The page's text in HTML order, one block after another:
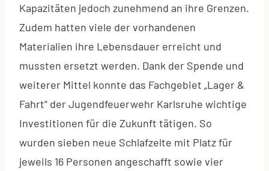
Kapazitäten jedoch zunehmend an ihre Grenzen.
Zudem hatten viele der vorhandenen
Materialien ihre Lebensdauer erreicht und
mussten ersetzt werden. Dank der Spende und
weiterer Mittel konnte das Fachgebiet „Lager &
Fahrt“ der Jugendfeuerwehr Karlsruhe wichtige
Investitionen für die Zukunft tätigen. So
wurden sieben neue Schlafzelte mit Platz für
jeweils 16 Personen angeschafft sowie vier